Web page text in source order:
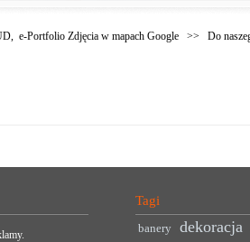
e-Portfolio Zdjęcia w mapach Google >> Do
Tagi
banery dekoracja